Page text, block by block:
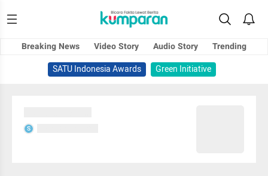
Breaking News Video Story Audio Story
Trending
SATU Indonesia Awards
Green Initiative
S